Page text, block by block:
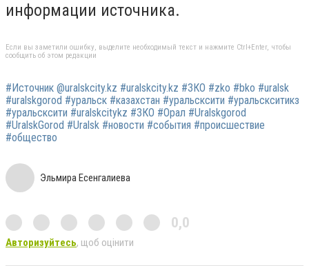
информации источника. ​ ​
Если вы заметили ошибку, выделите необходимый текст и нажмите Ctrl+Enter, чтобы
сообщить об этом редакции
#Источник @uralskcity.kz #uralskcity.kz #ЗКО #zko #bko #uralsk
#uralskgorod #уральск #казахстан #уральсксити #уральскситикз
#уральсксити #uralskcitykz #ЗКО #Орал #Uralskgorod
#UralskGorod #Uralsk #новости #события #происшествие
#общество
Эльмира Есенгалиева
0,0
Авторизуйтесь, щоб оцінити